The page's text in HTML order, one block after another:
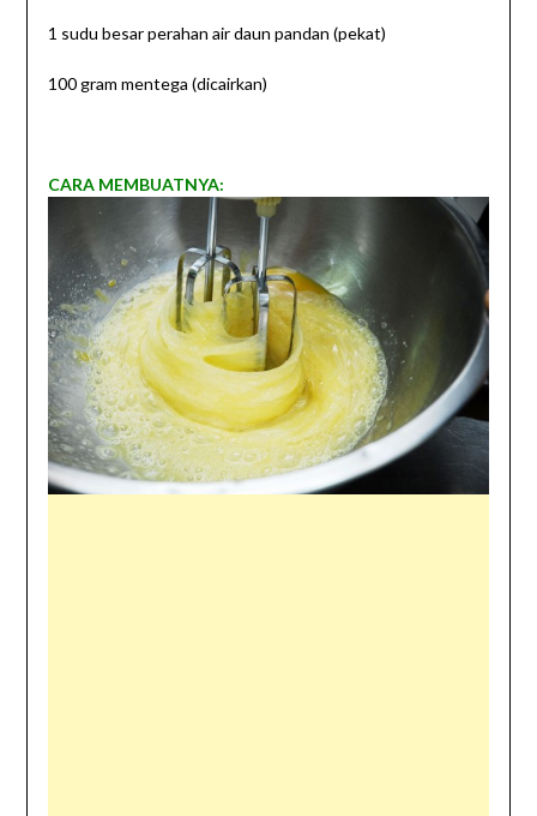
1 sudu besar perahan air daun pandan (pekat)
100 gram mentega (dicairkan)
CARA MEMBUATNYA: